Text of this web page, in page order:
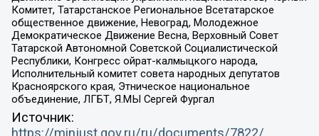
Комитет, Татарстанское Региональное Всетатарское
общественное движение, Невоград, Молодежное
Демократическое Движение Весна, Верховный Совет
Татарской Автономной Советской Социалистической
Республики, Конгресс ойрат-калмыцкого народа,
Исполнительный комитет совета народных депутатов
Красноярского края, Этническое национальное
объединение, ЛГБТ, Я.МЫ Сергей Фургал
Источник: